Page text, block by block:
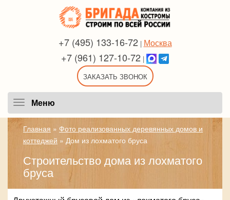
+7 (495) 133-16-72 | Москва
+7 (961) 127-10-72 |
ЗАКАЗАТЬ ЗВОНОК
Меню
Главная » Фото реализованных деревянных домов и
коттеджей » Дом из лохматого бруса
Строительство дома из лохматого
бруса